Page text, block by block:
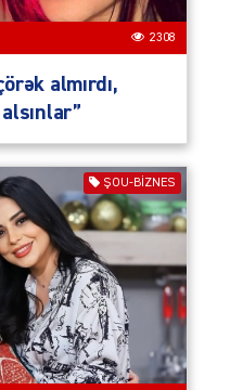
2308
almırdı,
ŞOU-BIZNES